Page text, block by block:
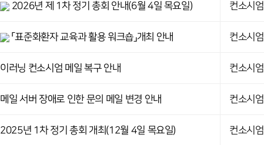
2026년 제 1차 정기 총회 안내(6월 4일 목요일) 컨소시엄
「표준화환자 교육과 활용 워크숍」개최 안내 컨소시엄
이러닝 컨소시엄 메일 복구 안내 컨소시엄
메일 서버 장애로 인한 문의 메일 변경 안내 컨소시엄
2025년 1차 정기 총회 개최(12월 4일 목요일) 컨소시엄